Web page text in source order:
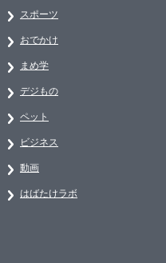
スポーツ
おでかけ
まめ学
デジもの
ペット
ビジネス
動画
はばたけラボ